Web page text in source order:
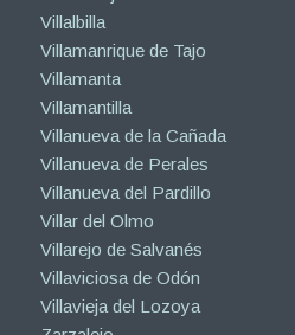
Villalbilla
Villamanrique de Tajo
Villamanta
Villamantilla
Villanueva de la Cañada
Villanueva de Perales
Villanueva del Pardillo
Villar del Olmo
Villarejo de Salvanés
Villaviciosa de Odón
Villavieja del Lozoya